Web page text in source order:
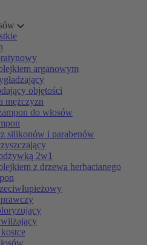
arganowym
objętości
mężczyzn
do włosów
silikonów i parabenów
2w1
z drzewa herbacianego